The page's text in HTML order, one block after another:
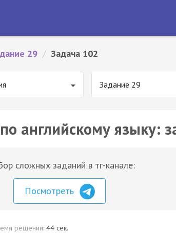
29 / Задача 102
Задание 29
английскому языку:
сложных заданий в тг-канале:
Посмотреть
решения: 44 сек.